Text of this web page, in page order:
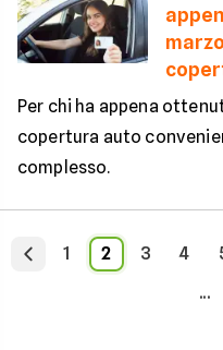
Per chi ha appena
copertura auto
complesso.
1 2 3 4
...